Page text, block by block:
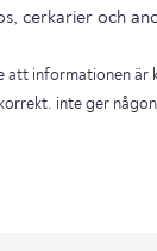
cerkarier och
att informationen är
inte ger